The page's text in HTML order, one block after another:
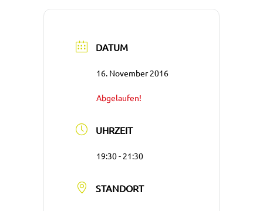
DATUM
16. November 2016
Abgelaufen!
UHRZEIT
19:30 - 21:30
STANDORT